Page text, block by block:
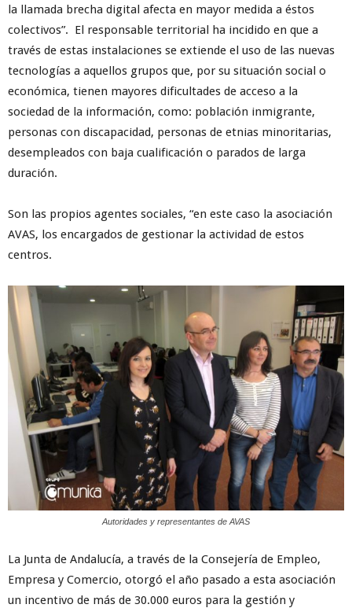
la llamada brecha digital afecta en mayor medida a éstos
colectivos”. El responsable territorial ha incidido en que a
través de estas instalaciones se extiende el uso de las nuevas
tecnologías a aquellos grupos que, por su situación social o
económica, tienen mayores dificultades de acceso a la
sociedad de la información, como: población inmigrante,
personas con discapacidad, personas de etnias minoritarias,
desempleados con baja cualificación o parados de larga
duración.
Son las propios agentes sociales, “en este caso la asociación
AVAS, los encargados de gestionar la actividad de estos
centros.
Autoridades y representantes de AVAS
La Junta de Andalucía, a través de la Consejería de Empleo,
Empresa y Comercio, otorgó el año pasado a esta asociación
un incentivo de más de 30.000 euros para la gestión y